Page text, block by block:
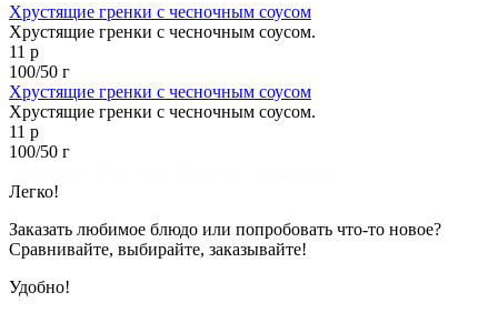
Хрустящие гренки с чесночным соусом
Хрустящие гренки с чесночным соусом.
11 р
100/50 г
Хрустящие гренки с чесночным соусом
Хрустящие гренки с чесночным соусом.
11 р
100/50 г
Легко!
Заказать любимое блюдо или попробовать что-то новое?
Сравнивайте, выбирайте, заказывайте!
Удобно!